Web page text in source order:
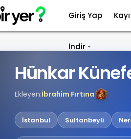
Giriş Yap
İndir
Hünkar
Ekleyen:İbrahim Fırtına
İstanbul Sultanbeyli